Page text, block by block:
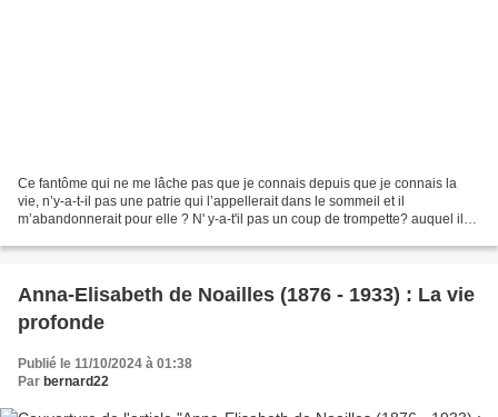
Ce fantôme qui ne me lâche pas que je connais depuis que je connais la
vie, n’y-a-t-il pas une patrie qui l’appellerait dans le sommeil et il
m’abandonnerait pour elle ? N' y-a-t'il pas un coup de trompette? auquel il
Anna-Elisabeth de Noailles (1876 - 1933) : La vie
profonde
Publié le 11/10/2024 à 01:38
Par bernard22